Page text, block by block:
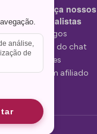
Conheça nossos
Especialistas
Tarólogos
Estelas do chat
Videntes
Seja um afiliado
análise,
de